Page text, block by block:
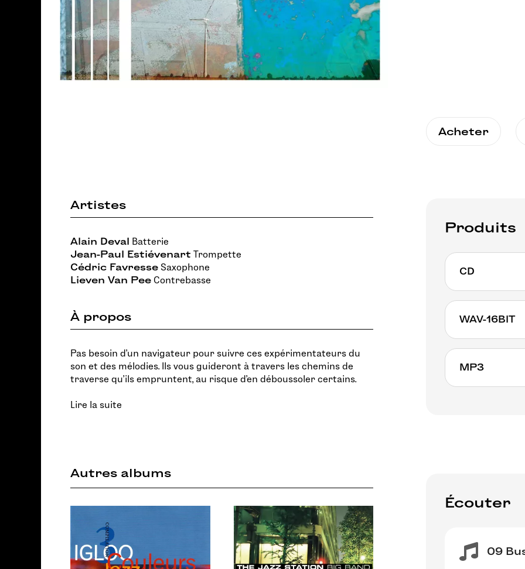
Acheter
Artistes
Alain Deval
Batterie
Jean-Paul Estiévenart Trompette
Cédric Favresse Saxophone
Lieven Van Pee Contrebasse
À propos
Pas besoin d'un navigateur pour suivre ces expérimentateurs du
son et des mélodies. Ils vous guideront à travers les chemins de
traverse qu'ils empruntent, au risque d'en déboussoler certains.
Lire la suite
Autres albums
Produits
CD
WAV-16BIT
MP3
Écouter
09